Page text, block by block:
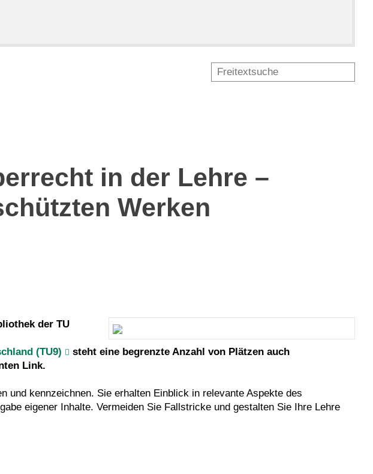
in der Lehre –
Werken
der TU
(TU9)
steht eine begrenzte Anzahl von Plätzen auch
Link.
und kennzeichnen. Sie erhalten Einblick in relevante Aspekte des
eigener Inhalte. Vermeiden Sie Fallstricke und gestalten Sie Ihre Lehre